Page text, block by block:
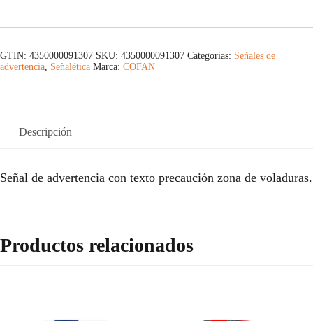
GTIN: 4350000091307 SKU: 4350000091307 Categorías: Señales de
advertencia, Señalética Marca: COFAN
Descripción
Señal de advertencia con texto precaución zona de voladuras.
Productos relacionados